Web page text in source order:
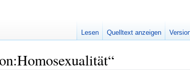
Lesen Quelltext anzeigen